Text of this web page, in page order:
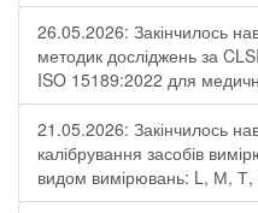
26.05.2026: Закінчилось
методик досліджень за
ISO 15189:2022 для
21.05.2026: Закінчилось
калібрування засобів
видом вимірювань: L, М,